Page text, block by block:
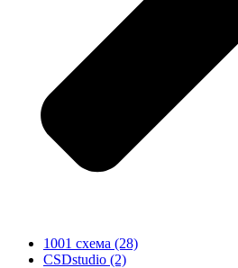
1001 схема (28)
CSDstudio (2)